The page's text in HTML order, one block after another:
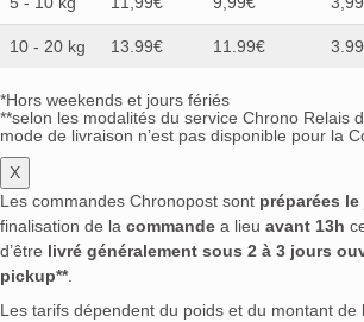
10 - 20 kg 13.99€ 11.99€
*Hors weekends et jours fériés
**selon les modalités du service Chrono Relais
mode de livraison n’est pas disponible pour la
X
Les commandes Chronopost sont préparées le
finalisation de la commande a lieu avant 13h
d’être livré généralement sous 2 à 3 jours
pickup**.
Les tarifs dépendent du poids et du montant de